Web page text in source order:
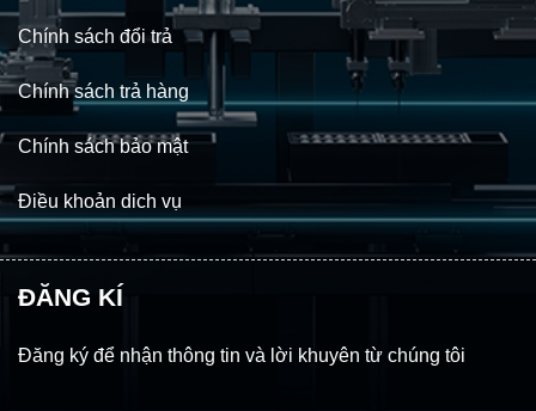
Chính sách đổi trả
Chính sách trả hàng
Chính sách bảo mật
Điều khoản dich vụ
ĐĂNG KÍ
Đăng ký để nhận thông tin và lời khuyên từ chúng tôi